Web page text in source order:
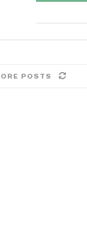
POSTS